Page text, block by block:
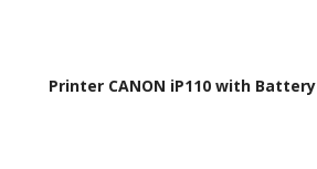
Printer CANON iP110 with Battery